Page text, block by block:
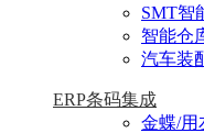
SMT智
智能仓
汽车装
ERP条码集成
金蝶/用